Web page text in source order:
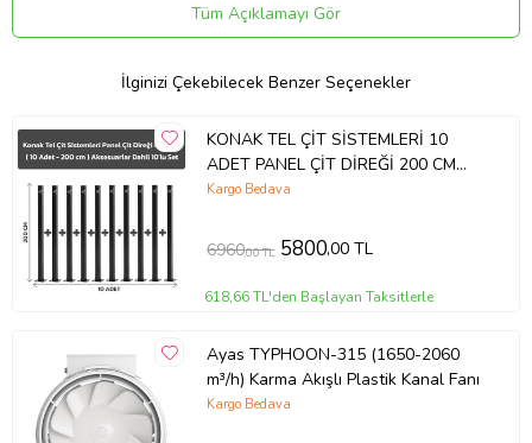
Ürün Kodu:kcm67570805
Tüm Açıklamayı Gör
İlginizi Çekebilecek Benzer Seçenekler
KONAK TEL ÇİT SİSTEMLERİ 10
ADET PANEL ÇİT DİREĞİ 200 CM
AKSESUARLAR DAHİL (Antrasit)
Kargo Bedava
6960,00 TL 5800,00 TL
618,66 TL'den Başlayan Taksitlerle
Ayas TYPHOON-315 (1650-2060
m³/h) Karma Akışlı Plastik Kanal Fanı
Kargo Bedava